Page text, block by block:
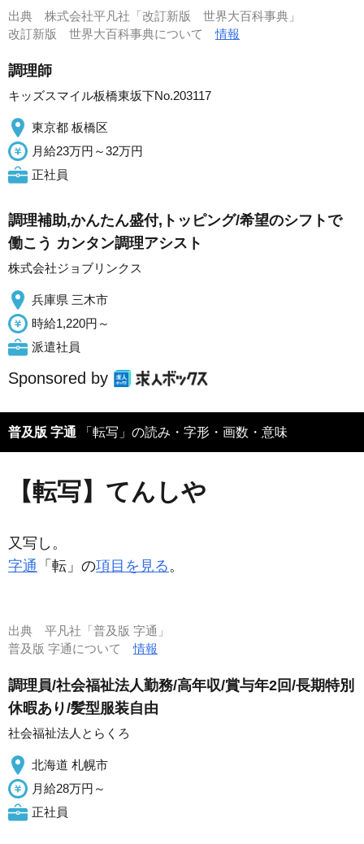
出典 株式会社平凡社「改訂新版 世界大百科事典」
改訂新版 世界大百科事典について情報
調理師
キッズスマイル板橋東坂下No.203117
東京都 板橋区
月給23万円～32万円
正社員
調理補助,かんたん盛付,トッピング/希望のシフトで
働こう カンタン調理アシスト
株式会社ジョブリンクス
兵庫県 三木市
時給1,220円～
派遣社員
Sponsored by
普及版 字通 「転写」の読み・字形・画数・意味
【転写】てんしや
又写し。
字通 「転」の項目を見る 。
出典 平凡社「普及版 字通」
普及版 字通について情報
調理員/社会福祉法人勤務/高年収/賞与年2回/長期特別
休暇あり/髪型服装自由
社会福祉法人とらくろ
北海道 札幌市
月給28万円～
正社員